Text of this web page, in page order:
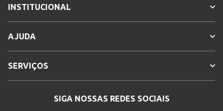
INSTITUCIONAL
AJUDA
SERVIÇOS
SIGA NOSSAS REDES SOCIAIS